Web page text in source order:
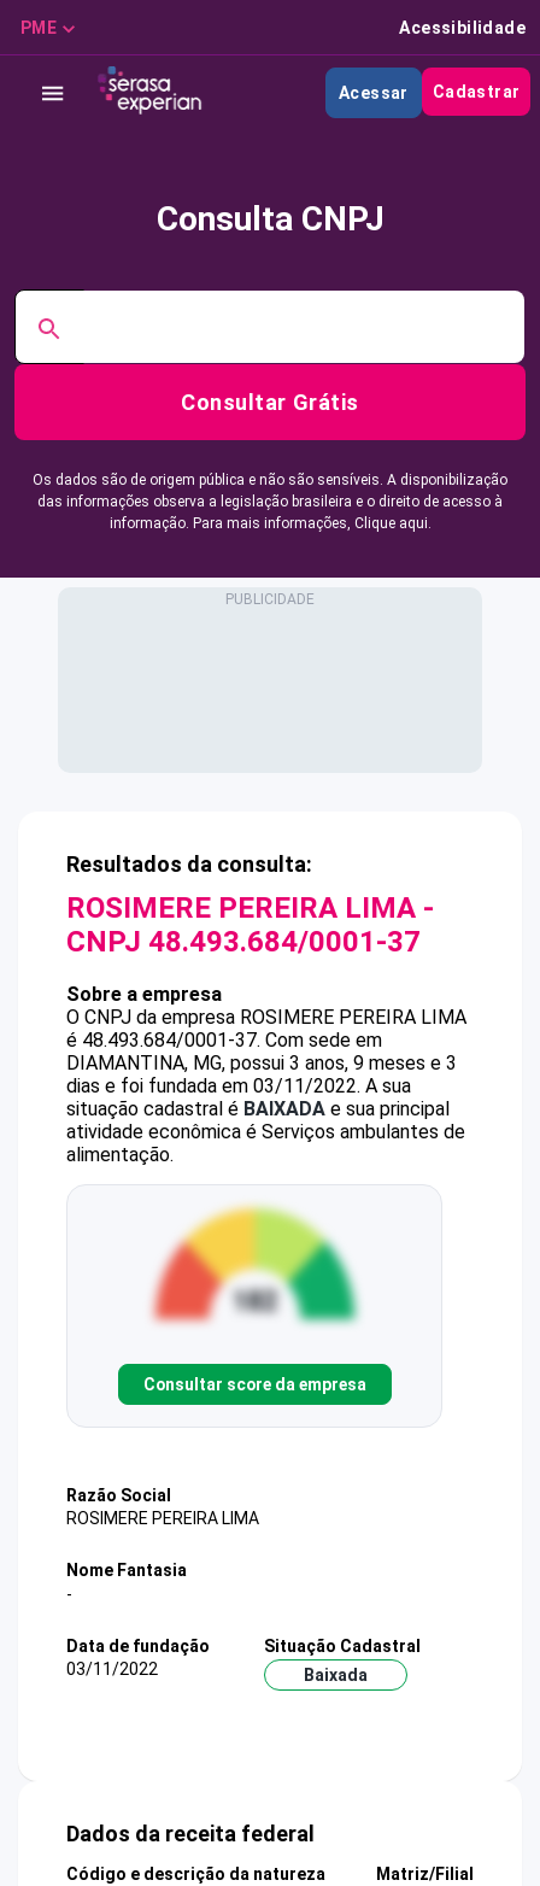
PME Acessibilidade
Acessar Cadastrar
Consulta CNPJ
Consultar Grátis
Os dados são de origem pública e não são sensíveis. A disponibilização
das informações observa a legislação brasileira e o direito de acesso à
informação. Para mais informações, Clique aqui.
Resultados da consulta:
ROSIMERE PEREIRA LIMA -
CNPJ 48.493.684/0001-37
Sobre a empresa
O CNPJ da empresa ROSIMERE PEREIRA LIMA
é 48.493.684/0001-37. Com sede em
DIAMANTINA, MG, possui 3 anos, 9 meses e 3
dias e foi fundada em 03/11/2022. A sua
situação cadastral é BAIXADA e sua principal
atividade econômica é Serviços ambulantes de
alimentação.
Consultar score da empresa
Razão Social
ROSIMERE PEREIRA LIMA
Nome Fantasia
-
Data de fundação
03/11/2022
Situação Cadastral
Baixada
Dados da receita federal
Código e descrição da natureza
Matriz/Filial